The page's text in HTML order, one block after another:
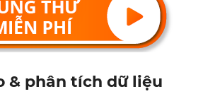
& phân tích dữ liệu